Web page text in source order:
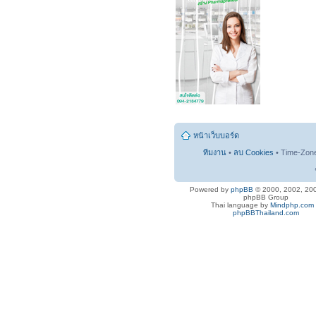
หน้าเว็บบอร์ด
ทีมงาน • ลบ Cookies • Time-
Powered by phpBB © 2000, 2002,
phpBB Group
Thai language by Mindphp.com
phpBBThailand.com